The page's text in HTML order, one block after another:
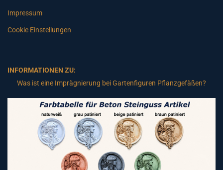
Impressum
Cookie Einstellungen
INFORMATIONEN ZU:
Was ist eine Imprägnierung bei Gartenfiguren Pflanzgefäßen?